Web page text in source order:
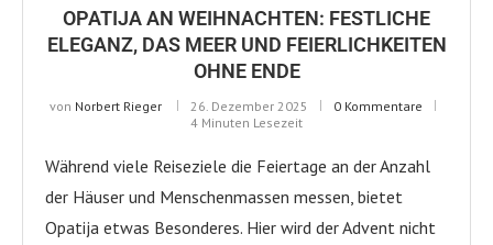
OPATIJA AN WEIHNACHTEN: FESTLICHE
ELEGANZ, DAS MEER UND FEIERLICHKEITEN
OHNE ENDE
von Norbert Rieger 26. Dezember 2025
0 Kommentare
4 Minuten Lesezeit
Während viele Reiseziele die Feiertage an der Anzahl
der Häuser und Menschenmassen messen, bietet
Opatija etwas Besonderes. Hier wird der Advent nicht